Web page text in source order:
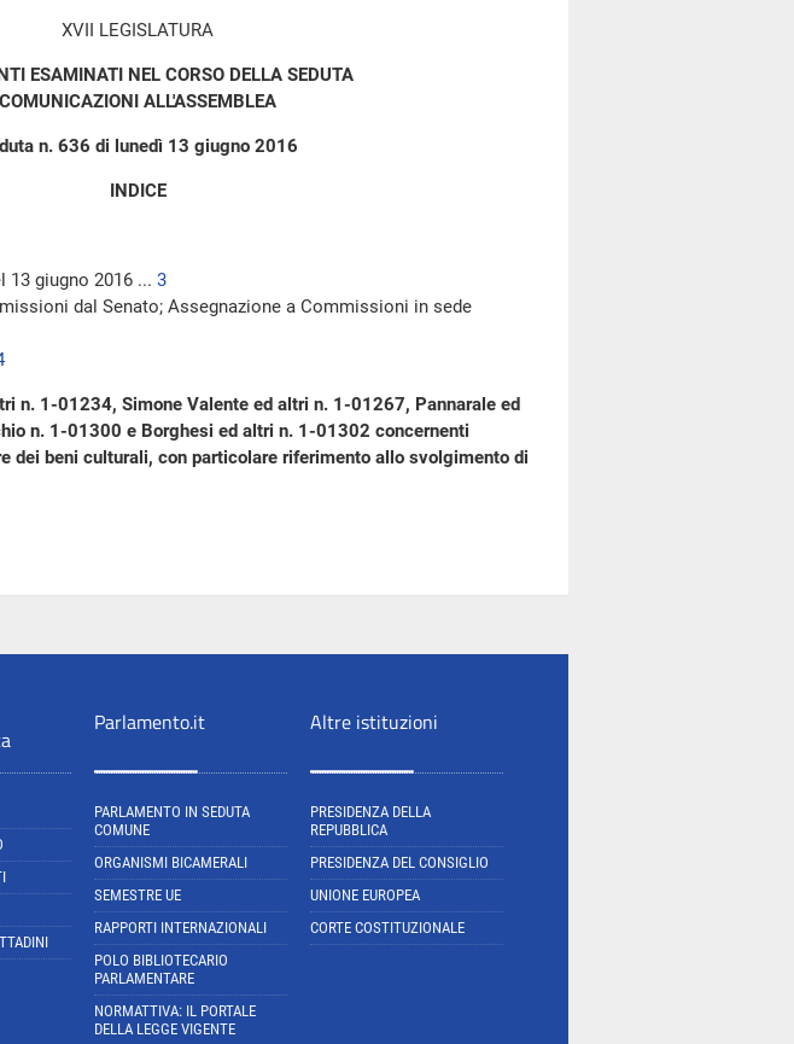
XVII LEGISLATURA
ESAMINATI NEL CORSO DELLA SEDUTA
COMUNICAZIONI ALL'ASSEMBLEA
n. 636 di lunedì 13 giugno 2016
INDICE
giugno 2016 ... 3
dal Senato; Assegnazione a Commissioni in sede
n. 1-01234, Simone Valente ed altri n. 1-01267, Pannarale ed
n. 1-01300 e Borghesi ed altri n. 1-01302 concernenti
dei beni culturali, con particolare riferimento allo svolgimento di
Parlamento.it
PARLAMENTO IN SEDUTA
COMUNE
ORGANISMI BICAMERALI
SEMESTRE UE
RAPPORTI INTERNAZIONALI
POLO BIBLIOTECARIO
PARLAMENTARE
NORMATTIVA: IL PORTALE
DELLA LEGGE VIGENTE
Altre istituzioni
PRESIDENZA DELLA
REPUBBLICA
PRESIDENZA DEL CONSIGLIO
UNIONE EUROPEA
CORTE COSTITUZIONALE